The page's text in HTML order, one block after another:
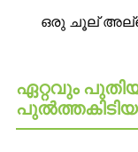
ഒരു ചൂല്
ഏറ്റവും